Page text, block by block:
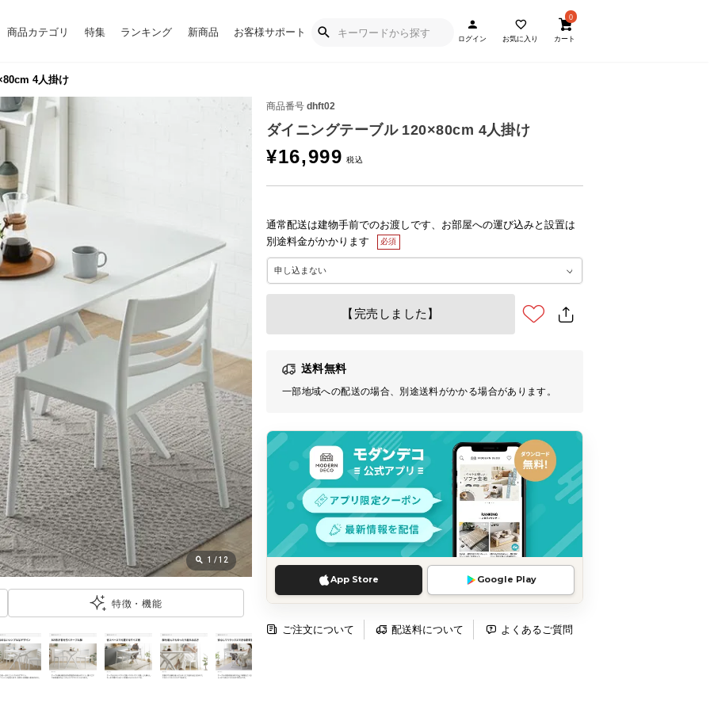
商品カテゴリ 特集 ランキング 新商品 お客様サポート
ログイン お気に入り
0
カート
4人掛け
商品番号 dhft02
ダイニングテーブル 120×80cm 4人掛け
¥16,999
通常配送は建物手前でのお渡しです、お部屋への運び込みと設置は
別途料金がかかります
【完売しました】
送料無料
一部地域への配送の場合、別途送料がかかる場合があります。
App Store Google Play
ご注文について 配送料について よくあるご質問
1 /12
特徴・機能